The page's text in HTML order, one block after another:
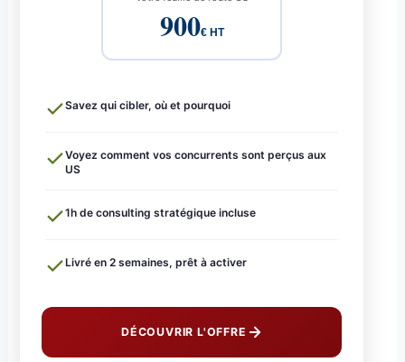
900€ HT
Savez qui cibler, où et pourquoi
Voyez comment vos concurrents sont perçus aux
US
1h de consulting stratégique incluse
Livré en 2 semaines, prêt à activer
DÉCOUVRIR L'OFFRE